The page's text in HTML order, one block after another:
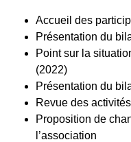
Accueil des
Présentation du
Point sur la
(2022)
Présentation du
Revue des
Proposition de
l’association